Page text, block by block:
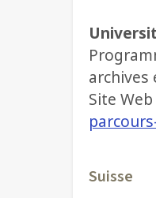
archives
Site
Suisse